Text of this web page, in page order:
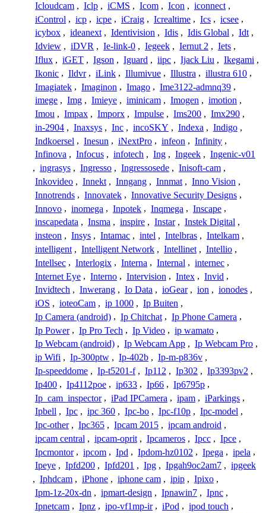
Icloudcam , Iclp , iCMS , Icom , Icon , iconnect ,
iControl , icp , icpe , iCraig , Icrealtime , Ics , icsee ,
icybox , ideanext , Identivision , Idis , Idis Global , Idt ,
Idview , iDVR , Ie-link-0 , Iegeek , Iernut 2 , Iets ,
Iflux , iGET , Igson , Iguard , iipc , Ijack Liu , Ikegami ,
Ikonic , Ildvr , iLink , Illumivue , Illustra , illustra 610 ,
Imagiatek , Imaginon , Imago , Ime3122-admnq39 ,
imege , Img , Imieye , iminicam , Imogen , imotion ,
Imou , Impax , Imporx , Impulse , Ims200 , Imx290 ,
in-2904 , Inaxsys , Inc , incoSKY , Indexa , Indigo ,
Indkoersel , Inesun , iNextPro , infeon , Infinity ,
Infinova , Infocus , infotech , Ing , Ingeek , Ingenic-v01
, ingrasys , Ingresso , Ingressosede , Inisoft-cam ,
Inkovideo , Innekt , Inngang , Innmat , Inno Vision ,
Innotrends , Innovatek , Innovative Security Designs ,
Innovo , inomega , Inpotek , Inqmega , Inscape ,
inscapedata , Insma , inspire , Instar , Instek Digital ,
insteon , Insys , Intamac , intel , Intelbras , Intelkam ,
intelligent , Intelligent Network , Intellinet , Intellio ,
Intellsec , Interlogix , Interna , Internal , internec ,
Internet Eye , Interno , Intervision , Intex , Invid ,
Invidtech , Inwerang , Io Data , ioGear , ion , ionodes ,
iOS , ioteoCam , ip 1000 , Ip Buiten ,
Ip Camera (android) , Ip Chitchat , Ip Phone Camera ,
Ip Power , Ip Pro Tech , Ip Video , ip wamato ,
Ip Webcam (android) , Ip Webcam App , Ip Webcam Pro ,
ip Wifi , Ip-300ptw , Ip-402b , Ip-m-p836v ,
Ip-speeddome , Ip-t5201-f , Ip112 , Ip302 , Ip3393pv2 ,
Ip400 , Ip4112poe , ip633 , Ip66 , Ip6795p ,
Ip_cam_inspector , iPad IPCamera , ipam , iParkings ,
Ipbell , Ipc , ipc 360 , Ipc-bo , Ipc-f10p , Ipc-model ,
Ipc-other , Ipc365 , Ipcam 2015 , ipcam android ,
ipcam central , ipcam-oprit , Ipcameros , Ipcc , Ipce ,
Ipcmontor , ipcom , Ipd , Ipdom-hz0102 , Ipega , ipela ,
Ipeye , Ipfd200 , Ipfd201 , Ipg , Ipgah9oc2am7 , ipgeek
, Iphdcam , iPhone , iphone cam , ipip , Ipixo ,
Ipm-1z-20x-dn , ipmart-design , Ipnawin7 , Ipnc ,
Ipnetcam , Ipnz , ipo-vf1mp-ir , iPod , ipod touch ,